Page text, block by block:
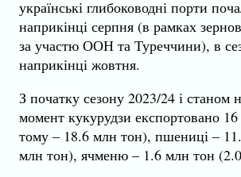
українські глибоководні порти
наприкінці серпня (в рамках
за участю ООН та Туреччини), в
наприкінці жовтня.
З початку сезону 2023/24 і станом
момент кукурудзи експортовано
тому – 18.6 млн тон), пшениці –
млн тон), ячменю – 1.6 млн тон